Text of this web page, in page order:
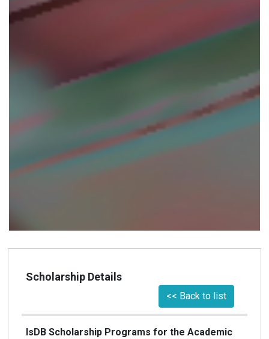
Scholarship Details
<< Back to list
IsDB Scholarship Programs for the Academic